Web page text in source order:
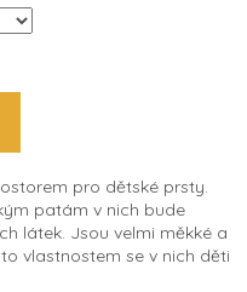
pro dětské prsty.
patám v nich bude
látek. Jsou velmi měkké a
vlastnostem se v nich děti